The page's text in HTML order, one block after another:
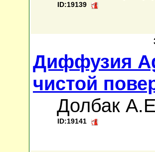
ID:19139
Диффузия
чистой
Долбак
ID:19141